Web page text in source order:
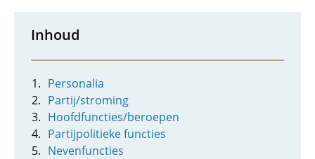
Inhoud
Personalia
Partij/stroming
Hoofdfuncties/beroepen
Partijpolitieke functies
Nevenfuncties